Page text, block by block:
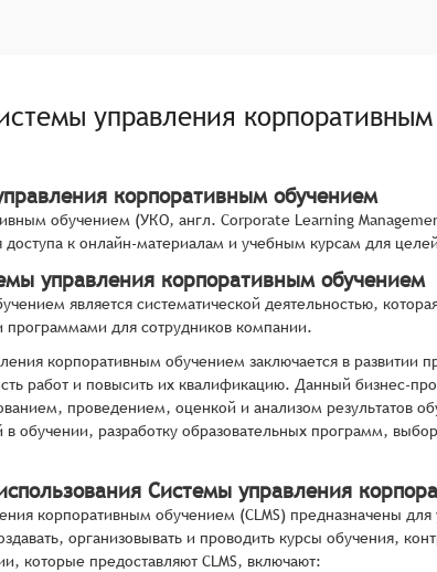
управления
корпоративным обучением
обучением (УКО, англ. Corporate Learning
доступа к онлайн-материалам и учебным курсам для
управления корпоративным обучением
является систематической деятельностью,
программами для сотрудников компании.
корпоративным обучением заключается в развитии
работ и повысить их квалификацию. Данный бизнес-
проведением, оценкой и анализом результатов
в обучении, разработку образовательных программ,
Системы управления
корпоративным обучением (CLMS) предназначены для
организовывать и проводить курсы обучения,
которые предоставляют CLMS, включают: